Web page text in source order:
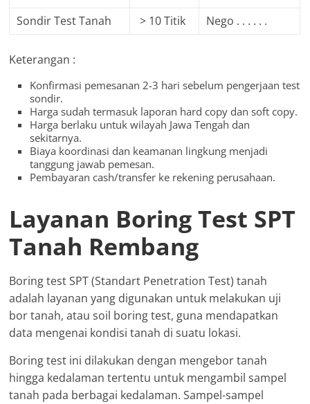
Sondir Test Tanah
> 10 Titik Nego . . . . . .
Keterangan :
Konfirmasi pemesanan 2-3 hari sebelum pengerjaan test
sondir.
Harga sudah termasuk laporan hard copy dan soft copy.
Harga berlaku untuk wilayah Jawa Tengah dan
sekitarnya.
Biaya koordinasi dan keamanan lingkung menjadi
tanggung jawab pemesan.
Pembayaran cash/transfer ke rekening perusahaan.
Layanan Boring Test SPT
Tanah Rembang
Boring test SPT (Standart Penetration Test) tanah
adalah layanan yang digunakan untuk melakukan uji
bor tanah, atau soil boring test, guna mendapatkan
data mengenai kondisi tanah di suatu lokasi.
Boring test ini dilakukan dengan mengebor tanah
hingga kedalaman tertentu untuk mengambil sampel
tanah pada berbagai kedalaman. Sampel-sampel